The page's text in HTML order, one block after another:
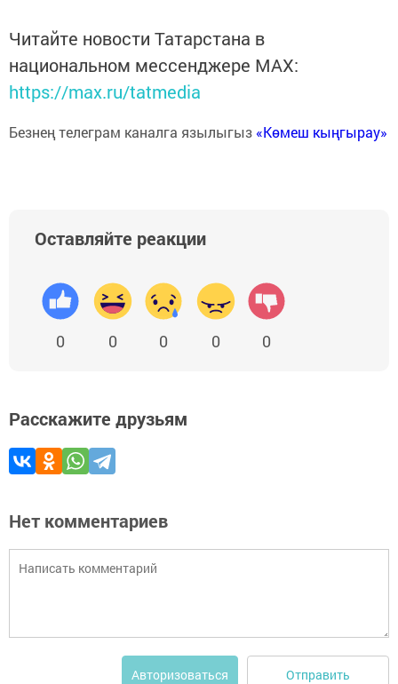
Читайте новости Татарстана в
национальном мессенджере MАХ:
https://max.ru/tatmedia
Безнең телеграм каналга язылыгыз «Көмеш кыңгырау»
Оставляйте реакции
0 0 0 0 0
Расскажите друзьям
Нет комментариев
Авторизоваться Отправить